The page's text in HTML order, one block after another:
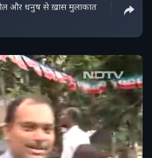
और धनुष से ख़ास मुलाकात